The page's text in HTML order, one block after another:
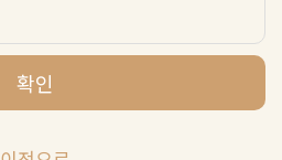
확인